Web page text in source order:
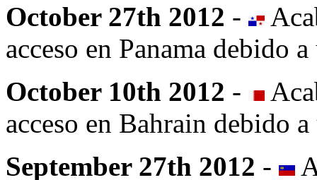
October 27th 2012 -
acceso en Panama debido
October 10th 2012 -
acceso en Bahrain debido
September 27th 2012 -